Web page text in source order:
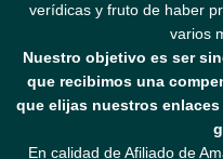
verídicas y fruto de haber
varios
Nuestro objetivo es ser
que recibimos una
que elijas nuestros
En calidad de Afiliado de